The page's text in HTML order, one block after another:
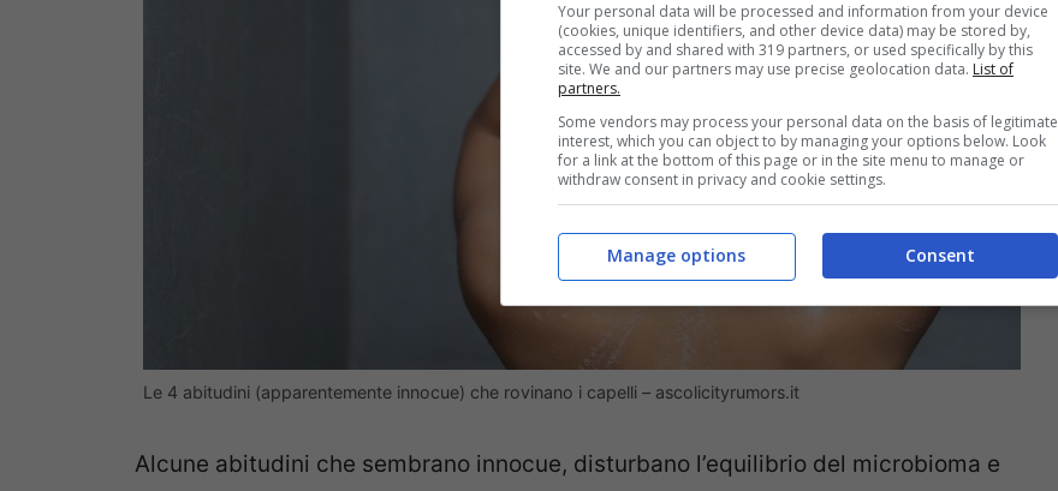
Le 4 abitudini (apparentemente innocue) che rovinano i capelli – ascolicityrumors.it
Alcune abitudini che sembrano innocue, disturbano l’equilibrio del microbioma e
Your personal data will be processed and information from your device
(cookies, unique identifiers, and other device data) may be stored by,
accessed by and shared with 319 partners, or used specifically by this
site. We and our partners may use precise geolocation data. List of
partners.
Some vendors may process your personal data on the basis of legitimate
interest, which you can object to by managing your options below. Look
for a link at the bottom of this page or in the site menu to manage or
withdraw consent in privacy and cookie settings.
Consent
Manage options